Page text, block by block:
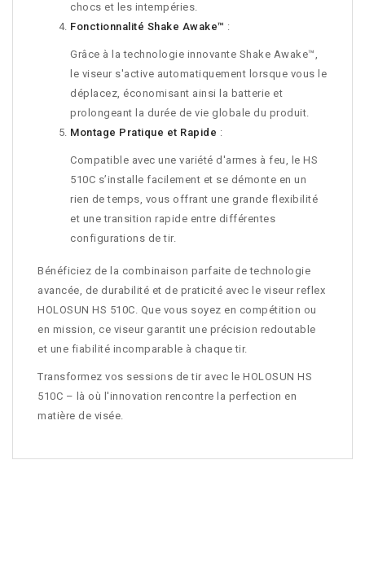
chocs et les intempéries.
Fonctionnalité Shake Awake™ :
Grâce à la technologie innovante Shake Awake™,
le viseur s'active automatiquement lorsque vous le
déplacez, économisant ainsi la batterie et
prolongeant la durée de vie globale du produit.
Montage Pratique et Rapide :
Compatible avec une variété d'armes à feu, le HS
510C s’installe facilement et se démonte en un
rien de temps, vous offrant une grande flexibilité
et une transition rapide entre différentes
configurations de tir.
Bénéficiez de la combinaison parfaite de technologie
avancée, de durabilité et de praticité avec le viseur reflex
HOLOSUN HS 510C. Que vous soyez en compétition ou
en mission, ce viseur garantit une précision redoutable
et une fiabilité incomparable à chaque tir.
Transformez vos sessions de tir avec le HOLOSUN HS
510C – là où l'innovation rencontre la perfection en
matière de visée.